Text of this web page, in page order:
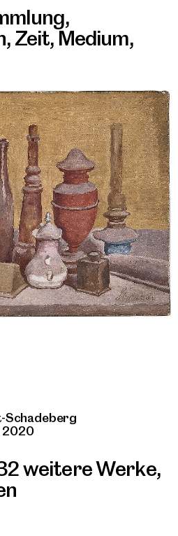
,
, Zeit, Medium,
Schadeberg
2020
weitere Werke,